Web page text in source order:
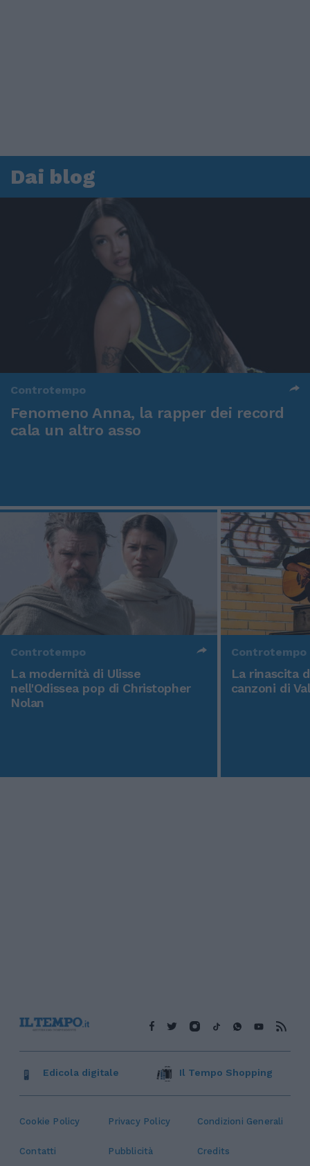
Dai blog
Controtempo
Fenomeno Anna, la rapper dei record
cala un altro asso
Controtempo
La modernità di Ulisse
nell'Odissea pop di Christopher
Nolan
Controtempo
La rinascita
canzoni di
Cookie Policy Privacy Policy Condizioni Generali
Contatti Pubblicità
Credits
Edicola digitale Il Tempo Shopping